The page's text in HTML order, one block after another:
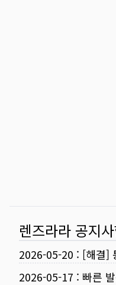
렌즈라라 공지
2026-05-20 : [해결]
2026-05-17 : 빠른